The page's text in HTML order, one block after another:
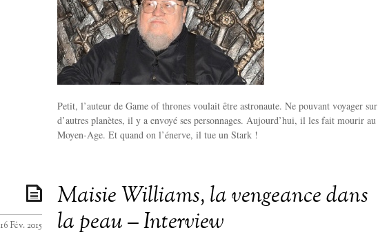
Petit, l’auteur de Game of thrones voulait être astronaute. Ne pouvant voyager sur
d’autres planètes, il y a envoyé ses personnages. Aujourd’hui, il les fait mourir au
Moyen-Age. Et quand on l’énerve, il tue un Stark !
Maisie Williams, la vengeance dans
la peau – Interview
16 Fév. 2015